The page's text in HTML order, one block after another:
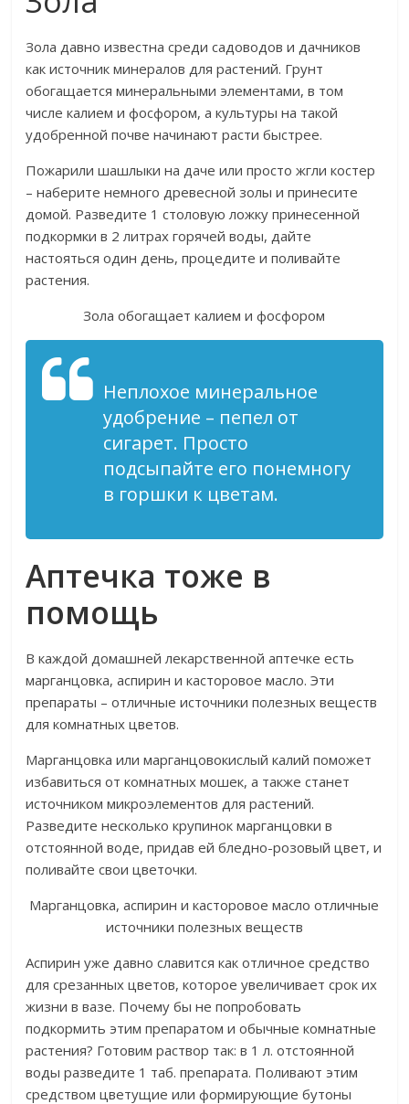
Зола давно известна среди садоводов и дачников
как источник минералов для растений. Грунт
обогащается минеральными элементами, в том
числе калием и фосфором, а культуры на такой
удобренной почве начинают расти быстрее.
Пожарили шашлыки на даче или просто жгли костер
– наберите немного древесной золы и принесите
домой. Разведите 1 столовую ложку принесенной
подкормки в 2 литрах горячей воды, дайте
настояться один день, процедите и поливайте
растения.
Зола обогащает калием и фосфором
Неплохое минеральное
удобрение – пепел от
сигарет. Просто
подсыпайте его понемногу
в горшки к цветам.
Аптечка тоже в
помощь
В каждой домашней лекарственной аптечке есть
марганцовка, аспирин и касторовое масло. Эти
препараты – отличные источники полезных веществ
для комнатных цветов.
Марганцовка или марганцовокислый калий поможет
избавиться от комнатных мошек, а также станет
источником микроэлементов для растений.
Разведите несколько крупинок марганцовки в
отстоянной воде, придав ей бледно-розовый цвет, и
поливайте свои цветочки.
Марганцовка, аспирин и касторовое масло отличные
источники полезных веществ
Аспирин уже давно славится как отличное средство
для срезанных цветов, которое увеличивает срок их
жизни в вазе. Почему бы не попробовать
подкормить этим препаратом и обычные комнатные
растения? Готовим раствор так: в 1 л. отстоянной
воды разведите 1 таб. препарата. Поливают этим
средством цветущие или формирующие бутоны